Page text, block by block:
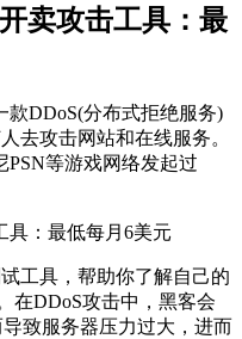
卖攻击工具：最
款DDoS(分布式拒绝服务)
去攻击网站和在线服务。
PSN等游戏网络发起过
工具，帮助你了解自己的
在DDoS攻击中，黑客会
致服务器压力过大，进而